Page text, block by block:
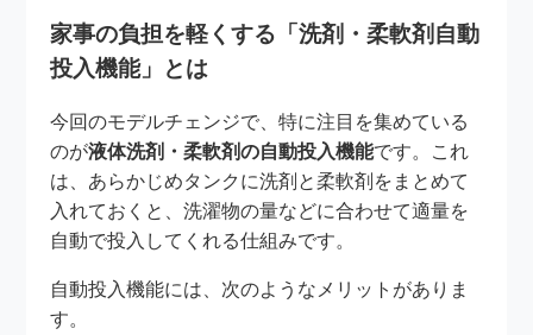
家事の負担を軽くする「洗剤・柔軟剤自動
投入機能」とは
今回のモデルチェンジで、特に注目を集めている
のが液体洗剤・柔軟剤の自動投入機能です。これ
は、あらかじめタンクに洗剤と柔軟剤をまとめて
入れておくと、洗濯物の量などに合わせて適量を
自動で投入してくれる仕組みです。
自動投入機能には、次のようなメリットがありま
す。